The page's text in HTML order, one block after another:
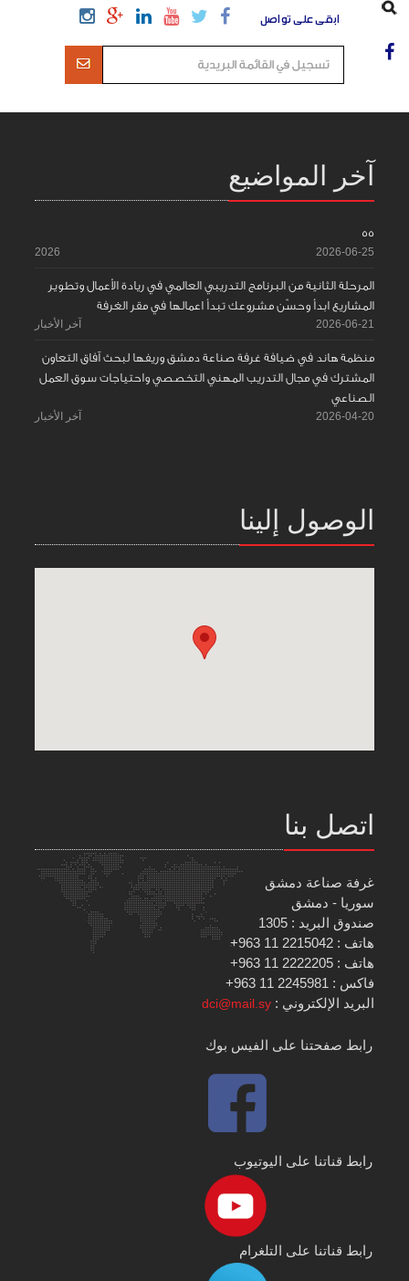
ابقى على تواصل
آخر المواضيع
55
2026-06-25
2026
المرحلة الثانية من البرنامج التدريبي العالمي في ريادة الأعمال وتطوير
المشاريع ابدأ وحسّن مشروعك تبدأ اعمالها في مقر الغرفة
2026-06-21 آخر الأخبار
منظمة هاند في ضيافة غرفة صناعة دمشق وريفها لبحث آفاق التعاون
المشترك في مجال التدريب المهني التخصصي واحتياجات سوق العمل
الصناعي
2026-04-20 آخر الأخبار
الوصول إلينا
اتصل بنا
غرفة صناعة دمشق
سوريا - دمشق
صندوق البريد : 1305
هاتف : 2215042 11 963+
هاتف : 2222205 11 963+
فاكس : 2245981 11 963+
البريد الإلكتروني :dci@mail.sy
رابط صفحتنا على الفيس بوك
رابط قناتنا على اليوتيوب
رابط قناتنا على التلغرام